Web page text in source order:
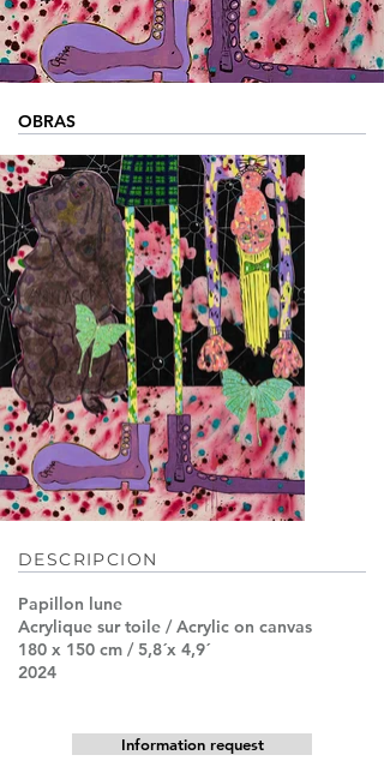
OBRAS
DESCRIPCION
Papillon lune
Acrylique sur toile / Acrylic on canvas
180 x 150 cm / 5,8´x 4,9´
2024
Information request